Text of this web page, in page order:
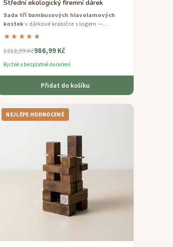
Střední ekologický firemní dárek
Sada tří bambusových hlavolamových
kostekv dárkové krabičce s logem —
udržitelné korporátní dávání, které vyzývá
mysl.
★★★★★
1212,99 Kč986,99 Kč
Rychlé a bezplatné doručení
Přidat do košíku
NEJLÉPE HODNOCENÉ